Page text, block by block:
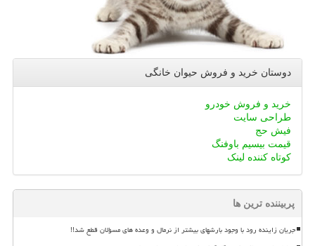
دوستان خرید و فروش حیوان خانگی
خرید و فروش خودرو
طراحی سایت
فیش حج
قیمت بیسیم باوفنگ
کوتاه کننده لینک
پربیننده ترین ها
جریان زاینده رود با وجود بارشهای بیشتر از نرمال و وعده های مسؤلان قطع شد!!